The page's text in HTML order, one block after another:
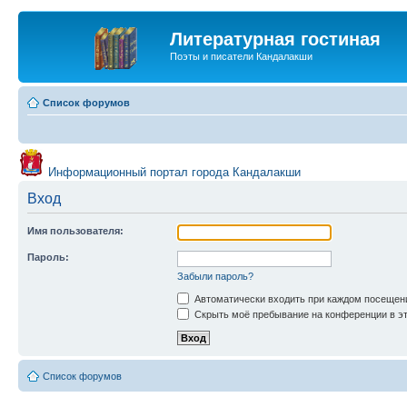
Литературная гостиная
Поэты и писатели Кандалакши
Список форумов
Информационный портал города Кандалакши
Вход
Имя пользователя:
Пароль:
Забыли пароль?
Автоматически входить при каждом
Скрыть моё пребывание на конференции в
Список форумов